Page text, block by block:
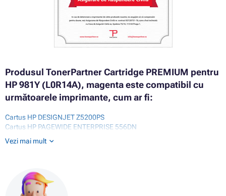
Produsul TonerPartner Cartridge PREMIUM pentru
HP 981Y (L0R14A), magenta este compatibil cu
următoarele imprimante, cum ar fi:
Cartus HP DESIGNJET Z5200PS
Cartus HP PAGEWIDE ENTERPRISE 556DN
Cartus HP PAGEWIDE ENTERPRISE 586Z
Cartus HP PAGEWIDE ENTERPRISE COLOR 550 SERIES
Cartus HP PAGEWIDE ENTERPRISE COLOR 556XH
Cartus HP PAGEWIDE ENTERPRISE COLOR FLOW MFP 580 SERIES
Cartus HP PAGEWIDE ENTERPRISE COLOR FLOW MFP 586F
Vezi mai mult